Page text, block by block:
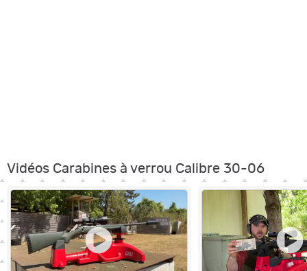
Vidéos Carabines à verrou Calibre 30-06